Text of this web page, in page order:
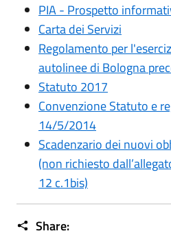
PIA - Prospetto
Carta dei Servizi
Regolamento per
autolinee di Bologna
Statuto 2017
Convenzione Statuto e
14/5/2014
Scadenzario dei nuovi
(non richiesto
12 c.1bis)
Share: